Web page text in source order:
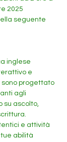
2025
seguente
inglese
e
sono progettato
agli
su ascolto,
e attività
abilità